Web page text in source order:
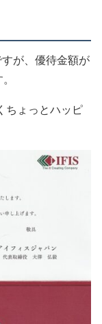
が、優待金額が
ちょっとハッピ